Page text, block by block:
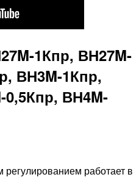
1Кпр, ВН27M-
ВН3M-1Кпр,
ВН4M-
работает в